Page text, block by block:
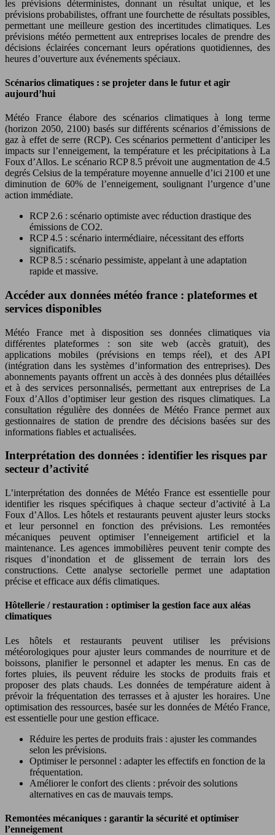
les prévisions déterministes, donnant un résultat unique, et les
prévisions probabilistes, offrant une fourchette de résultats possibles,
permettant une meilleure gestion des incertitudes climatiques. Les
prévisions météo permettent aux entreprises locales de prendre des
décisions éclairées concernant leurs opérations quotidiennes, des
heures d’ouverture aux événements spéciaux.
Scénarios climatiques : se projeter dans le futur et agir
aujourd’hui
Météo France élabore des scénarios climatiques à long terme
(horizon 2050, 2100) basés sur différents scénarios d’émissions de
gaz à effet de serre (RCP). Ces scénarios permettent d’anticiper les
impacts sur l’enneigement, la température et les précipitations à La
Foux d’Allos. Le scénario RCP 8.5 prévoit une augmentation de 4.5
degrés Celsius de la température moyenne annuelle d’ici 2100 et une
diminution de 60% de l’enneigement, soulignant l’urgence d’une
action immédiate.
RCP 2.6 : scénario optimiste avec réduction drastique des
émissions de CO2.
RCP 4.5 : scénario intermédiaire, nécessitant des efforts
significatifs.
RCP 8.5 : scénario pessimiste, appelant à une adaptation
rapide et massive.
Accéder aux données météo france : plateformes et
services disponibles
Météo France met à disposition ses données climatiques via
différentes plateformes : son site web (accès gratuit), des
applications mobiles (prévisions en temps réel), et des API
(intégration dans les systèmes d’information des entreprises). Des
abonnements payants offrent un accès à des données plus détaillées
et à des services personnalisés, permettant aux entreprises de La
Foux d’Allos d’optimiser leur gestion des risques climatiques. La
consultation régulière des données de Météo France permet aux
gestionnaires de station de prendre des décisions basées sur des
informations fiables et actualisées.
Interprétation des données : identifier les risques par
secteur d’activité
L’interprétation des données de Météo France est essentielle pour
identifier les risques spécifiques à chaque secteur d’activité à La
Foux d’Allos. Les hôtels et restaurants peuvent ajuster leurs stocks
et leur personnel en fonction des prévisions. Les remontées
mécaniques peuvent optimiser l’enneigement artificiel et la
maintenance. Les agences immobilières peuvent tenir compte des
risques d’inondation et de glissement de terrain lors des
constructions. Cette analyse sectorielle permet une adaptation
précise et efficace aux défis climatiques.
Hôtellerie / restauration : optimiser la gestion face aux aléas
climatiques
Les hôtels et restaurants peuvent utiliser les prévisions
météorologiques pour ajuster leurs commandes de nourriture et de
boissons, planifier le personnel et adapter les menus. En cas de
fortes pluies, ils peuvent réduire les stocks de produits frais et
proposer des plats chauds. Les données de température aident à
prévoir la fréquentation des terrasses et à ajuster les horaires. Une
optimisation des ressources, basée sur les données de Météo France,
est essentielle pour une gestion efficace.
Réduire les pertes de produits frais : ajuster les commandes
selon les prévisions.
Optimiser le personnel : adapter les effectifs en fonction de la
fréquentation.
Améliorer le confort des clients : prévoir des solutions
alternatives en cas de mauvais temps.
Remontées mécaniques : garantir la sécurité et optimiser
l’enneigement